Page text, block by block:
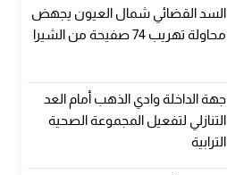
السد القضائي شمال العيون يجهض
محاولة تهريب 74 صفيحة من الشيرا
جهة الداخلة وادي الذهب أمام العد
التنازلي لتفعيل المجموعة الصحية
الترابية